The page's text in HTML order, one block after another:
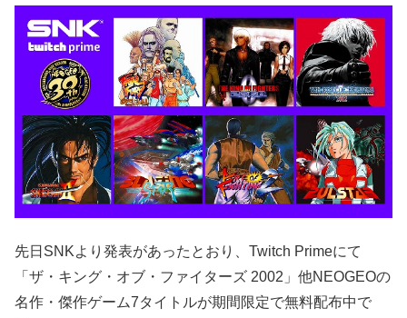
先日SNKより発表があったとおり、Twitch Primeにて
「ザ・キング・オブ・ファイターズ 2002」他NEOGEOの
名作・傑作ゲーム7タイトルが期間限定で無料配布中で